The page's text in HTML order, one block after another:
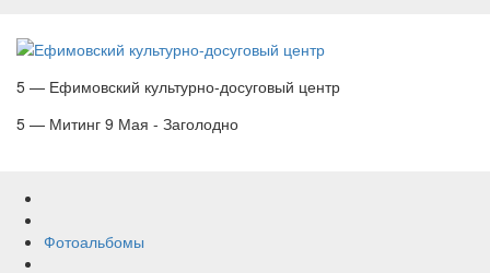
5 — Ефимовский культурно-досуговый центр
5 — Митинг 9 Мая - Заголодно
Фотоальбомы